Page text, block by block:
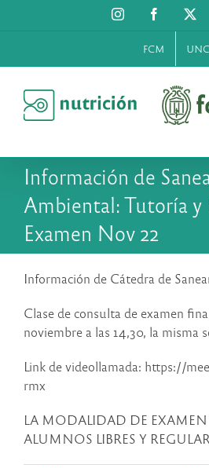
al
InstagramFacebook
FCM UNC
Información de
Ambiental: Tutoría y
Examen Nov 22
Información de Cátedra de
Clase de consulta de examen
noviembre a las 14,30, la misma
Link de videollamada: https://
rmx
LA MODALIDAD DE
ALUMNOS LIBRES Y